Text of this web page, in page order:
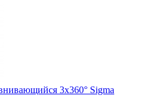
3x360° Sigma